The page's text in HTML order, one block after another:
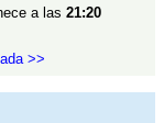
a las 21:20
>>